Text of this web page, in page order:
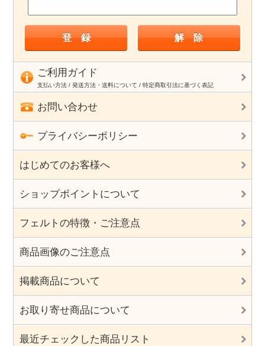
ご利用ガイド
支払い方法 / 発送方法・送料について / 特定商取引法に基づく表記
お問い合わせ
プライバシーポリシー
はじめてのお客様へ
ショップポイントについて
フェルトの特徴・ご注意点
商品画像のご注意点
掲載商品について
お取り寄せ商品について
最近チェックした商品リスト